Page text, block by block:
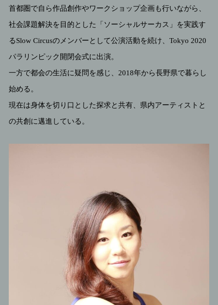
首都圏で自ら作品創作やワークショップ企画も行いながら、
社会課題解決を目的とした「ソーシャルサーカス」を実践す
るSlow Circusのメンバーとして公演活動を続け、Tokyo 2020
パラリンピック開閉会式に出演。
一方で都会の生活に疑問を感じ、2018年から長野県で暮らし
始める。
現在は身体を切り口とした探求と共有、県内アーティストと
の共創に邁進している。